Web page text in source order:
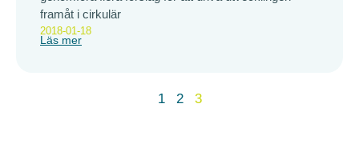
framåt i cirkulär
2018-01-18
Läs mer
1 2 3